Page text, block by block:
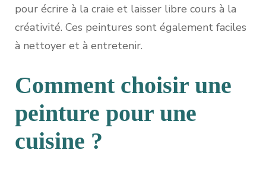
pour écrire à la craie et laisser libre cours à la
créativité. Ces peintures sont également faciles
à nettoyer et à entretenir.
Comment choisir une
peinture pour une
cuisine ?